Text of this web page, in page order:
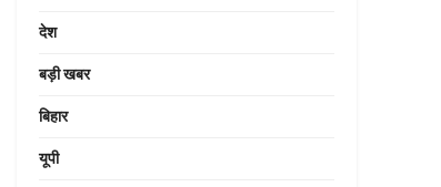
देश
बड़ी खबर
बिहार
यूपी